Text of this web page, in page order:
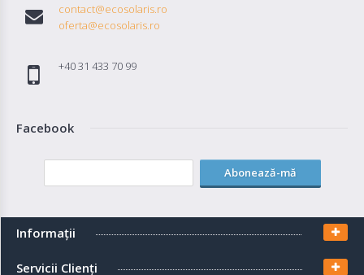
contact@ecosolaris.ro
oferta@ecosolaris.ro
+40 31 433 70 99
Facebook
Abonează-mă
Informaţii
Servicii Clienţi